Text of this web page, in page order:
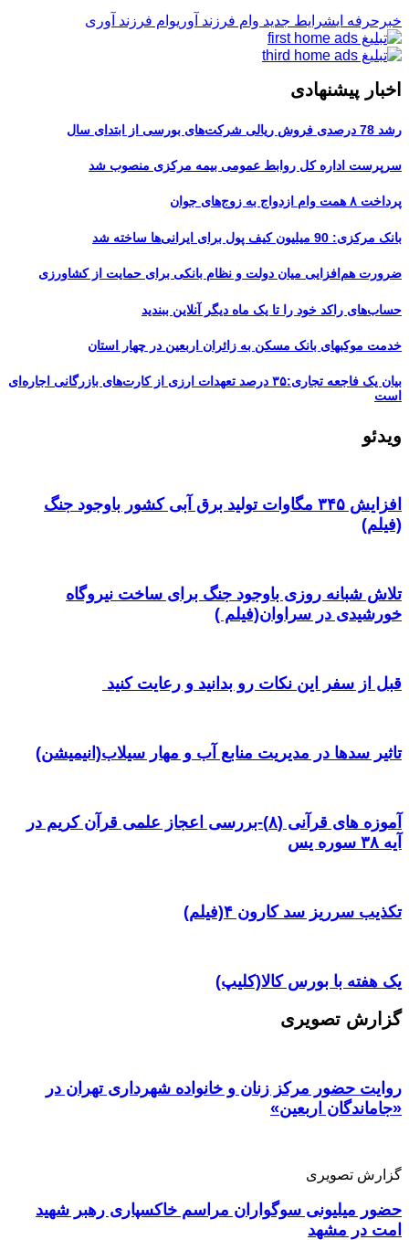
خبرحرفه ایشرایط جدید وام فرزند آوریوام فرزند آوری
اخبار پیشنهادی
رشد 78 درصدی فروش ریالی شرکت‌های بورسی از ابتدای سال
سرپرست اداره کل روابط عمومی بیمه مرکزی منصوب شد
پرداخت ۸ همت وام ازدواج به زوج‌های جوان
بانک مرکزی: 90 میلیون کیف پول برای ایرانی‌ها ساخته شد
ضرورت هم‌افزایی میان دولت و نظام بانکی برای حمایت از کشاورزی
حساب‌های راکد خود را تا یک ماه دیگر آنلاین ببندید
خدمت موکبهای بانک مسکن به زائران اربعین در چهار استان
بیان یک فاجعه تجاری:۳۵ درصد تعهدات ارزی از کارت‌های بازرگانی اجاره‌ای
است
ویدئو
افزایش ۳۴۵ مگاوات تولید برق آبی کشور باوجود جنگ
(فیلم)
تلاش شبانه روزی باوجود جنگ برای ساخت نیروگاه
خورشیدی در سراوان(فیلم )
قبل از سفر این نکات رو بدانید و رعایت کنید ‌
تاثیر سدها در مدیریت منابع آب و مهار سیلاب(انیمیشن)
آموزه های قرآنی (۸)-بررسی اعجاز علمی قرآن کریم در
آیه ۳۸ سوره یس
تکذیب سرریز سد کارون ۴(فیلم)
یک هفته با بورس کالا(کلیپ)
گزارش تصویری
روایت حضور مرکز زنان و خانواده شهرداری تهران در
«جاماندگان اربعین»
گزارش تصویری
حضور میلیونی سوگواران مراسم خاکسپاری رهبر شهید
امت در مشهد